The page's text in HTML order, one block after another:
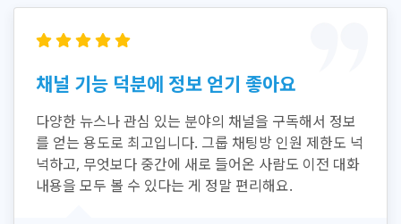
채널 기능 덕분에 정보 얻기 좋아요
다양한 뉴스나 관심 있는 분야의 채널을 구독해서 정보
를 얻는 용도로 최고입니다. 그룹 채팅방 인원 제한도 넉
넉하고, 무엇보다 중간에 새로 들어온 사람도 이전 대화
내용을 모두 볼 수 있다는 게 정말 편리해요.